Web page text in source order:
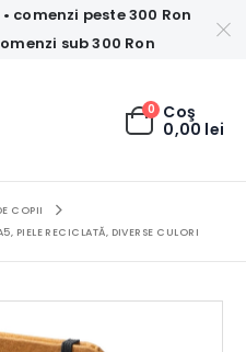
• comenzi peste 300 Ron
sub 300 Ron
0 Coş
0,00 lei
COPII
PIELE RECICLATĂ, DIVERSE CULORI